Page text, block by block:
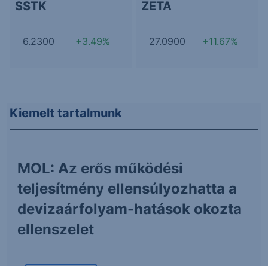
SSTK
6.2300 +3.49%
ZETA
27.0900 +11.67%
Kiemelt tartalmunk
MOL: Az erős működési
teljesítmény ellensúlyozhatta a
devizaárfolyam-hatások okozta
ellenszelet